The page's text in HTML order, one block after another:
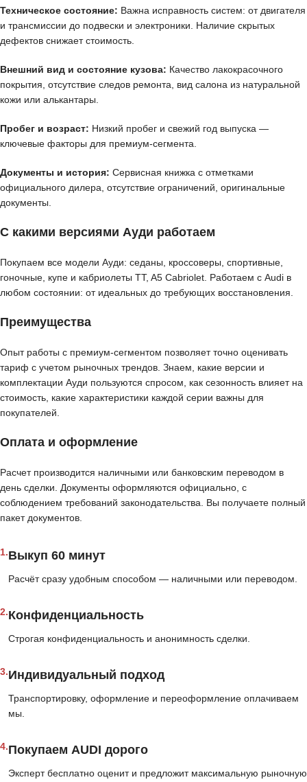
Техническое состояние: Важна исправность систем: от двигателя
и трансмиссии до подвески и электроники. Наличие скрытых
дефектов снижает стоимость.
Внешний вид и состояние кузова: Качество лакокрасочного
покрытия, отсутствие следов ремонта, вид салона из натуральной
кожи или алькантары.
Пробег и возраст: Низкий пробег и свежий год выпуска —
ключевые факторы для премиум-сегмента.
Документы и история: Сервисная книжка с отметками
официального дилера, отсутствие ограничений, оригинальные
документы.
С какими версиями Ауди работаем
Покупаем все модели Ауди: седаны, кроссоверы, спортивные,
гоночные, купе и кабриолеты TT, A5 Cabriolet. Работаем с Audi в
любом состоянии: от идеальных до требующих восстановления.
Преимущества
Опыт работы с премиум-сегментом позволяет точно оценивать
тариф с учетом рыночных трендов. Знаем, какие версии и
комплектации Ауди пользуются спросом, как сезонность влияет на
стоимость, какие характеристики каждой серии важны для
покупателей.
Оплата и оформление
Расчет производится наличными или банковским переводом в
день сделки. Документы оформляются официально, с
соблюдением требований законодательства. Вы получаете полный
пакет документов.
1.Выкуп 60 минут
Расчёт сразу удобным способом — наличными или переводом.
2.Конфиденциальность
Строгая конфиденциальность и анонимность сделки.
3.Индивидуальный подход
Транспортировку, оформление и переоформление оплачиваем
мы.
4.Покупаем AUDI дорого
Эксперт бесплатно оценит и предложит максимальную рыночную